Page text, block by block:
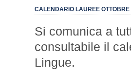
CALENDARIO LAUREE
Si comunica a
consultabile il
Lingue.